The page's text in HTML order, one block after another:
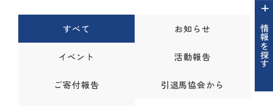
情報を探す
すべて お知らせ
イベント 活動報告
ご寄付報告 引退馬協会から